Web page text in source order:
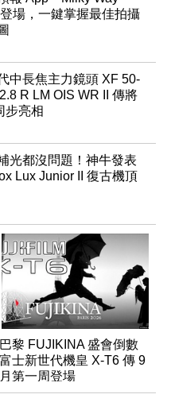
場，一鍵掌握最佳拍攝
中長焦主力鏡頭 XF 50-
R LM OIS WR II 傳將
步亮相
光都沒問題！神牛發表
Lux Junior II 復古機頂
巴黎 FUJIKINA 盛會倒數
富士新世代機皇 X-T6 傳 9
月第一周登場